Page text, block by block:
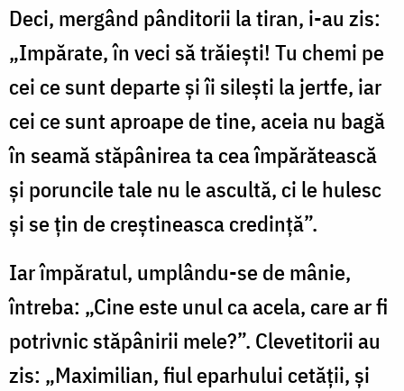
Deci, mergând pânditorii la tiran, i-au zis:
„Impărate, în veci să trăiești! Tu chemi pe
cei ce sunt departe și îi silești la jertfe, iar
cei ce sunt aproape de tine, aceia nu bagă
în seamă stăpânirea ta cea împărătească
și poruncile tale nu le ascultă, ci le hulesc
și se țin de creștineasca credință”.
Iar împăratul, umplându-se de mânie,
întreba: „Cine este unul ca acela, care ar fi
potrivnic stăpânirii mele?”. Clevetitorii au
zis: „Maximilian, fiul eparhului cetății, și